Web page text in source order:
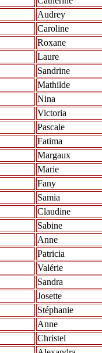
Audrey
Caroline
Roxane
Laure
Sandrine
Mathilde
Nina
Victoria
Pascale
Fatima
Margaux
Marie
Fany
Samia
Claudine
Sabine
Anne
Patricia
Valérie
Sandra
Josette
Stéphanie
Anne
Christel